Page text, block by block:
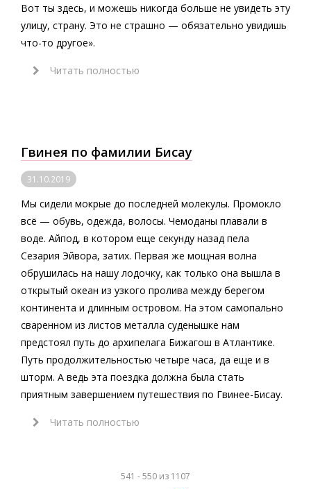
Вот ты здесь, и можешь никогда больше не увидеть эту
улицу, страну. Это не страшно — обязательно увидишь
что-то другое».
Читать полностью
Гвинея по фамилии Бисау
31.10.2019
Мы сидели мокрые до последней молекулы. Промокло
всё — обувь, одежда, волосы. Чемоданы плавали в
воде. Айпод, в котором еще секунду назад пела
Сезария Эйвора, затих. Первая же мощная волна
обрушилась на нашу лодочку, как только она вышла в
открытый океан из узкого пролива между берегом
континента и длинным островом. На этом самопально
сваренном из листов металла суденышке нам
предстоял путь до архипелага Бижагош в Атлантике.
Путь продолжительностью четыре часа, да еще и в
шторм. А ведь эта поездка должна была стать
приятным завершением путешествия по Гвинее-Бисау.
Читать полностью
541 - 550 из 1107